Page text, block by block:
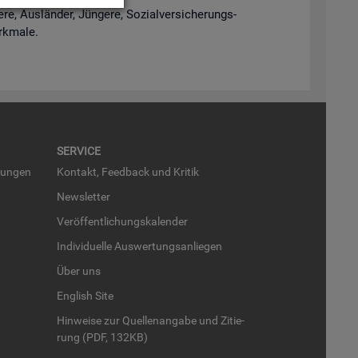
Aus­län­der, Jün­ge­re, So­zi­al­ver­si­che­rungs­
SER­VICE
Kon­takt, Feed­back und Kri­tik
News­let­ter
Ver­öf­fent­li­chungs­ka­len­der
In­di­vi­du­el­le Aus­wer­tungs­an­lie­gen
Über uns
English Site
Hin­wei­se zur Quel­len­an­ga­be und Zi­tie­
rung (PDF, 132KB)